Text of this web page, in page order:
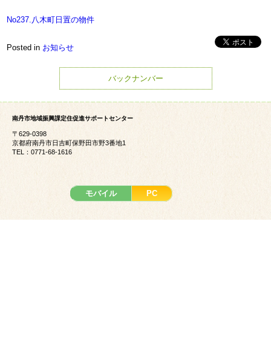
No237.八木町日置の物件
Posted in お知らせ
バックナンバー
南丹市地域振興課定住促進サポートセンター
〒629-0398
京都府南丹市日吉町保野田市野3番地1
TEL：0771-68-1616
モバイル PC